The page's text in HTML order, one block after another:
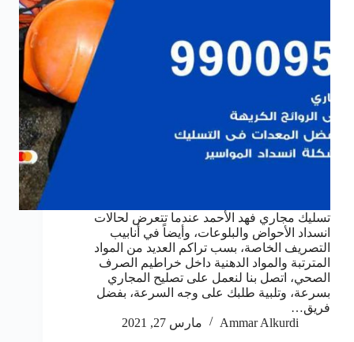
تسليك مجاري فهد الأحمد عندما تتعرض لحالات
انسداد الأحواض والبلوعات، وأيضاً في أنابيب
التصريف الخاصة، بسب تراكم العديد من المواد
المترتبة والمواد الدهنية داخل خراطيم الصرف
الصحي، اتصل بنا لنعمل على تصليح المجاري
بسرعة، وتلبية طلبك على وجه السرعة، بفضل
فريق…
Ammar Alkurdi
مارس 27, 2021